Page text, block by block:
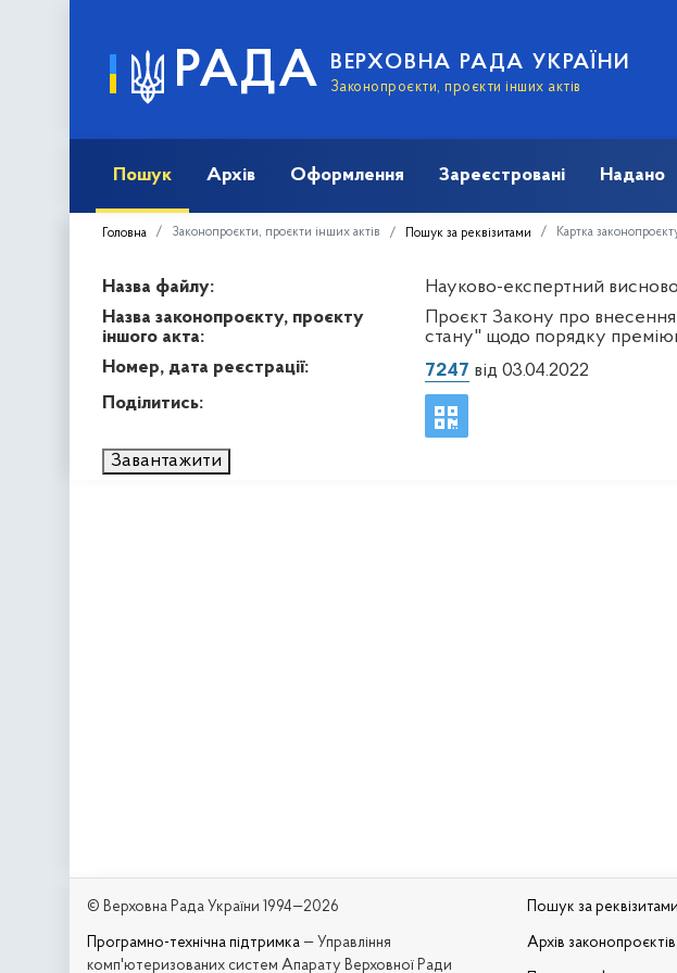
РАДА ВЕРХОВНА РАДА УКРАЇНИ
Законопроєкти, проєкти інших актів
Пошук Архів Оформлення Зареєстровані Надано
Головна Законопроєкти, проєкти інших актів Пошук за реквізитами Картка
Назва файлу:
Науково-експертний
Назва законопроєкту, проєкту
іншого акта:
Проєкт Закону про
стану" щодо порядку
Номер, дата реєстрації:
7247 від 03.04.2022
Поділитись:
Завантажити
© Верховна Рада України 1994—2026
Програмно-технічна підтримка — Управління
комп'ютеризованих систем Апарату Верховної Ради
Пошук за реквізитами
Архів